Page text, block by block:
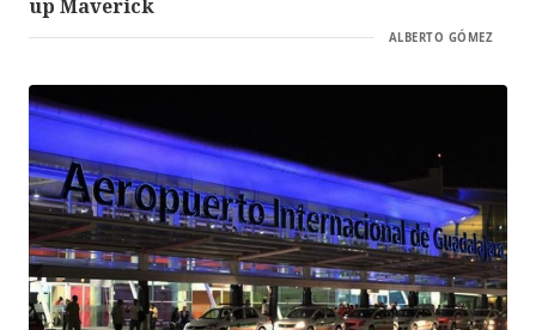
up Maverick
ALBERTO GÓMEZ